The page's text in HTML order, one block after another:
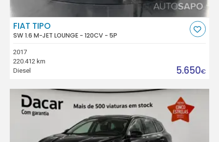
FIAT TIPO
SW 1.6 M-JET LOUNGE - 120CV - 5P
2017
220.412 km
Diesel
5.650€